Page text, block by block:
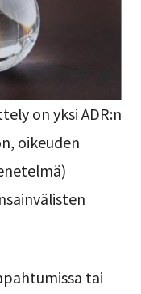
on yksi ADR:n
oikeuden
tai